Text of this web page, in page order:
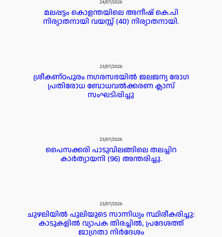
24/07/2026
മലപ്പട്ടം കൊളന്തയിലെ അനീഷ് കെ.പി
നിര്യാതനായി വയസ്സ് (40) നിര്യാതനായി.
23/07/2026
ശ്രീകണ്ഠപുരം നഗരസഭയിൽ ജലജന്യ രോഗ
പ്രതിരോധ ബോധവൽക്കരണ ക്ലാസ്
സംഘടിപ്പിച്ചു
23/07/2026
പൈസക്കരി പാടുവിലങ്ങിലെ തലച്ചിറ
കാർത്യായനി (96) അന്തരിച്ചു.
23/07/2026
ചുഴലിയിൽ പുലിയുടെ സാന്നിധ്യം സ്ഥിരീകരിച്ചു:
കാടുകളിൽ വ്യാപക തിരച്ചിൽ, പ്രദേശത്ത്
ജാഗ്രതാ നിർദേശം